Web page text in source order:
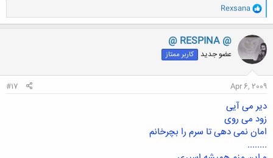
و
ا
ک
ن
ش
ه
ا
Rexsana
@ RESPINA @
عضو جدید کاربر ممتاز
Apr 6, 2009
#17
دیر می آیی
زود می روی
امان نمی دهی تا سرم را بچرخانم
........